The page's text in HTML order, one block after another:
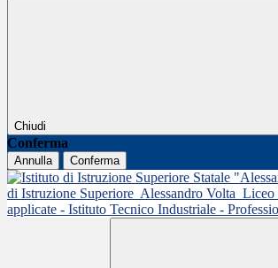
Chiudi
Conferma
Annulla Conferma
di Istruzione Superiore Alessandro Volta Liceo
applicate - Istituto Tecnico Industriale -